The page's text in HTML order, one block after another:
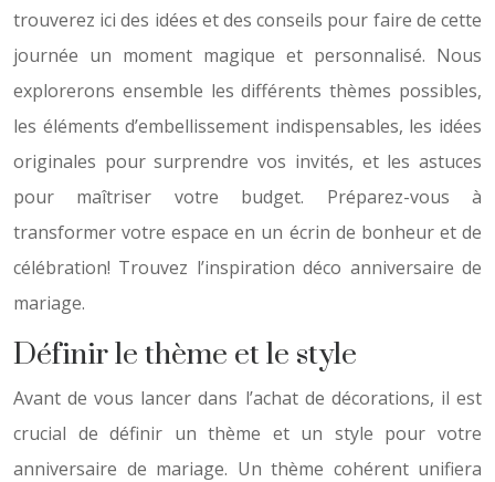
trouverez ici des idées et des conseils pour faire de cette
journée un moment magique et personnalisé. Nous
explorerons ensemble les différents thèmes possibles,
les éléments d’embellissement indispensables, les idées
originales pour surprendre vos invités, et les astuces
pour maîtriser votre budget. Préparez-vous à
transformer votre espace en un écrin de bonheur et de
célébration! Trouvez l’inspiration déco anniversaire de
mariage.
Définir le thème et le style
Avant de vous lancer dans l’achat de décorations, il est
crucial de définir un thème et un style pour votre
anniversaire de mariage. Un thème cohérent unifiera